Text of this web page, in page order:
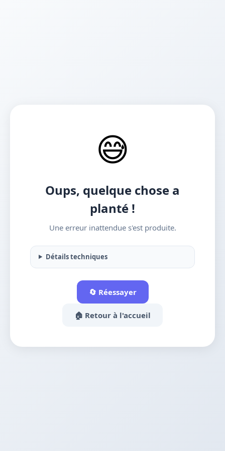
😅
Oups, quelque chose a
planté !
Une erreur inattendue s'est produite.
Détails techniques
🔄 Réessayer
🏠 Retour à l'accueil